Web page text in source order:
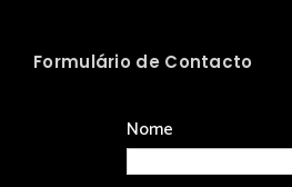
Formulário de Contacto
Nome